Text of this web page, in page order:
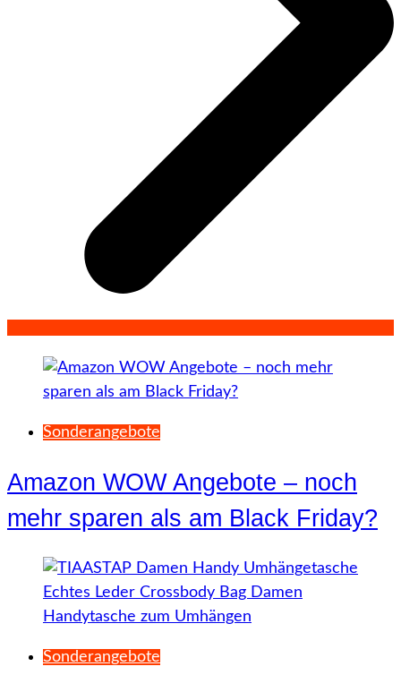
Sonderangebote
Amazon WOW Angebote – noch
mehr sparen als am Black Friday?
Sonderangebote